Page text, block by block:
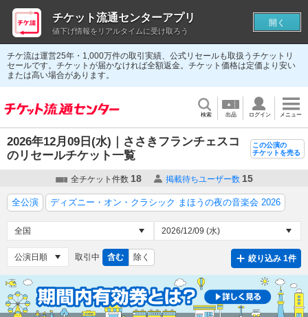
チケ流は運営25年・1,000万件の取引実績、公式リセールも取扱うチケットリ
セールです。チケットが届かなければ全額返金。チケット価格は定価より安い
または高い場合があります。
検索 出品 ログイン メニュー
2026年12月09日(水)｜ささきフランチェスコ
のリセールチケット一覧
この公演の
チケットを売る
全チケット件数 18 掲載待ちユーザー数 15
全公演 ディズニー・オン・クラシック まほうの夜の音楽会 2026
取引中 含む 除く 絞り込み 1件
チケット流通センターアプリ
値下げ情報をリアルタイムに受け取ろう
開く